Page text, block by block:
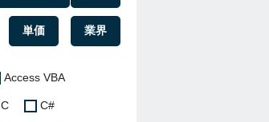
単価 業界
Access VBA
C C#